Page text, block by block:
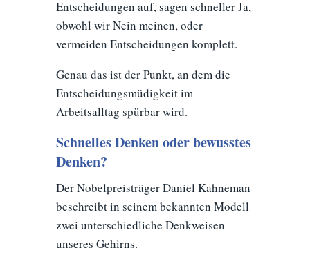
Entscheidungen auf, sagen schneller Ja,
obwohl wir Nein meinen, oder
vermeiden Entscheidungen komplett.
Genau das ist der Punkt, an dem die
Entscheidungsmüdigkeit im
Arbeitsalltag spürbar wird.
Schnelles Denken oder bewusstes
Denken?
Der Nobelpreisträger Daniel Kahneman
beschreibt in seinem bekannten Modell
zwei unterschiedliche Denkweisen
unseres Gehirns.